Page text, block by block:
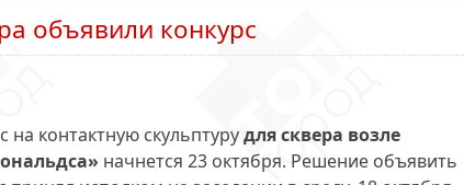
объявили конкурс
на контактную скульптурудля сквера возле
начнется 23 октября. Решение объявить